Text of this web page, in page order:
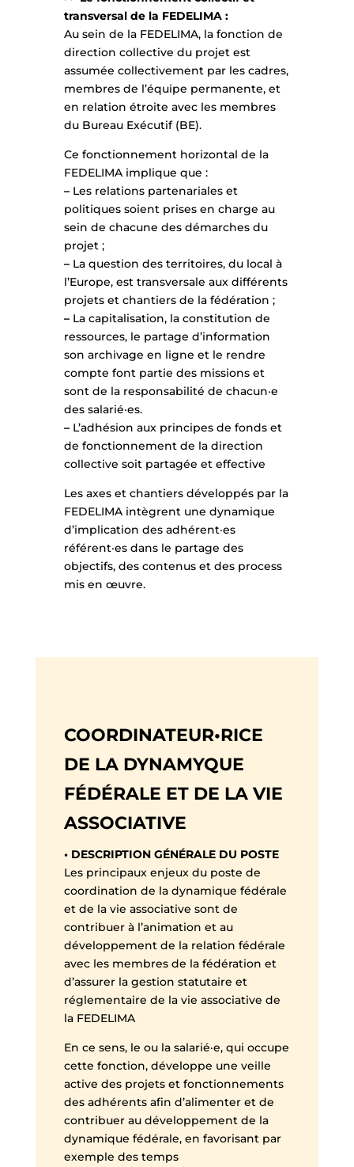
transversal de la FEDELIMA :
Au sein de la FEDELIMA, la fonction de
direction collective du projet est
assumée collectivement par les cadres,
membres de l’équipe permanente, et
en relation étroite avec les membres
du Bureau Exécutif (BE).
Ce fonctionnement horizontal de la
FEDELIMA implique que :
–Les relations partenariales et
politiques soient prises en charge au
sein de chacune des démarches du
projet ;
–La question des territoires, du local à
l’Europe, est transversale aux différents
projets et chantiers de la fédération ;
–La capitalisation, la constitution de
ressources, le partage d’information
son archivage en ligne et le rendre
compte font partie des missions et
sont de la responsabilité de chacun·e
des salarié·es.
–L’adhésion aux principes de fonds et
de fonctionnement de la direction
collective soit partagée et effective
Les axes et chantiers développés par la
FEDELIMA intègrent une dynamique
d’implication des adhérent·es
référent·es dans le partage des
objectifs, des contenus et des process
mis en œuvre.
COORDINATEUR•RICE
DE LA DYNAMYQUE
FÉDÉRALE ET DE LA VIE
ASSOCIATIVE
• DESCRIPTION GÉNÉRALE DU POSTE
Les principaux enjeux du poste de
coordination de la dynamique fédérale
et de la vie associative sont de
contribuer à l’animation et au
développement de la relation fédérale
avec les membres de la fédération et
d’assurer la gestion statutaire et
réglementaire de la vie associative de
la FEDELIMA
En ce sens, le ou la salarié·e, qui occupe
cette fonction, développe une veille
active des projets et fonctionnements
des adhérents afin d’alimenter et de
contribuer au développement de la
dynamique fédérale, en favorisant par
exemple des temps